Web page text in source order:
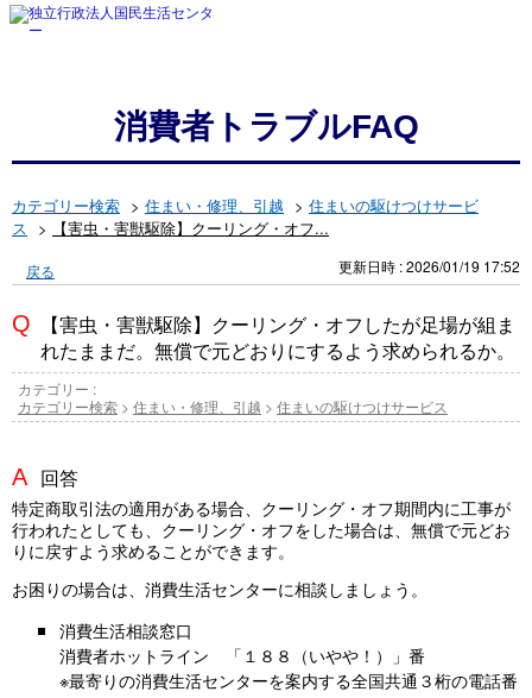
消費者トラブルFAQ
カテゴリー検索 > 住まい・修理、引越 > 住まいの駆けつけサービ
ス > 【害虫・害獣駆除】クーリング・オフ...
戻る 更新日時 : 2026/01/19 17:52
【害虫・害獣駆除】クーリング・オフしたが足場が組ま
れたままだ。無償で元どおりにするよう求められるか。
カテゴリー :
カテゴリー検索 > 住まい・修理、引越 > 住まいの駆けつけサービス
回答
特定商取引法の適用がある場合、クーリング・オフ期間内に工事が
行われたとしても、クーリング・オフをした場合は、無償で元どお
りに戻すよう求めることができます。
お困りの場合は、消費生活センターに相談しましょう。
消費生活相談窓口
消費者ホットライン 「１８８（いやや！）」番
※最寄りの消費生活センターを案内する全国共通３桁の電話番